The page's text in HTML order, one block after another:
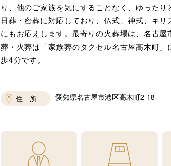
り、他のご家族を気にすることなく、ゆった
日葬・密葬に対応しており、仏式、神式、キ
にもお応えします。最寄りの火葬場は、名古
葬・火葬は「家族葬のタクセル名古屋高木町
歩4分です。
住 所 愛知県名古屋市港区高木町2-18